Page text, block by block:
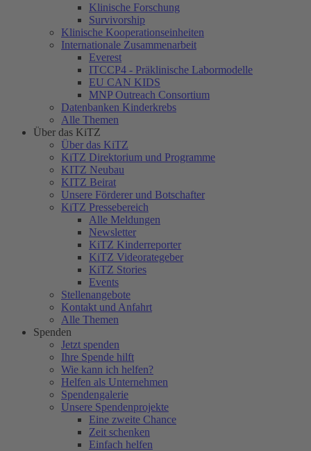
Klinische Forschung
Survivorship
Klinische Kooperationseinheiten
Internationale Zusammenarbeit
Everest
ITCCP4 - Präklinische Labormodelle
EU CAN KIDS
MNP Outreach Consortium
Datenbanken Kinderkrebs
Alle Themen
Über das KiTZ
Über das KiTZ
KiTZ Direktorium und Programme
KITZ Neubau
KITZ Beirat
Unsere Förderer und Botschafter
KiTZ Pressebereich
Alle Meldungen
Newsletter
KiTZ Kinderreporter
KiTZ Videorategeber
KiTZ Stories
Events
Stellenangebote
Kontakt und Anfahrt
Alle Themen
Spenden
Jetzt spenden
Ihre Spende hilft
Wie kann ich helfen?
Helfen als Unternehmen
Spendengalerie
Unsere Spendenprojekte
Eine zweite Chance
Zeit schenken
Einfach helfen